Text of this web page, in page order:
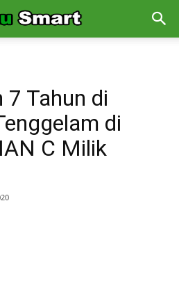
7 Tahun di
di
C Milik